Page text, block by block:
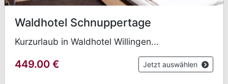
Waldhotel Schnuppertage
Kurzurlaub in Waldhotel Willingen...
449.00 € Jetzt auswählen